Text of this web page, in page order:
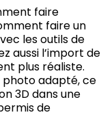
faire
faire un
les outils de
aussi l’import de
plus réaliste.
photo adapté, ce
3D dans une
de